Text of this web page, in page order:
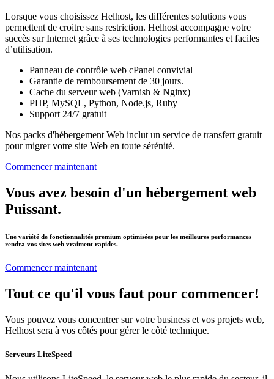
Lorsque vous choisissez Helhost, les différentes solutions vous
permettent de croitre sans restriction. Helhost accompagne votre
succès sur Internet grâce à ses technologies performantes et faciles
d’utilisation.
Panneau de contrôle web cPanel convivial
Garantie de remboursement de 30 jours.
Cache du serveur web (Varnish & Nginx)
PHP, MySQL, Python, Node.js, Ruby
Support 24/7 gratuit
Nos packs d'hébergement Web inclut un service de transfert gratuit
pour migrer votre site Web en toute sérénité.
Commencer maintenant
Vous avez besoin d'un hébergement web
Puissant.
Une variété de fonctionnalités premium optimisées pour les meilleures performances
rendra vos sites web vraiment rapides.
Commencer maintenant
Tout ce qu'il vous faut pour commencer!
Vous pouvez vous concentrer sur votre business et vos projets web,
Helhost sera à vos côtés pour gérer le côté technique.
Serveurs LiteSpeed